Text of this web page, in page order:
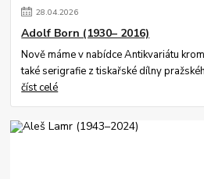
28.04.2026
Adolf Born (1930– 2016)
Nově máme v nabídce Antikvariátu
také serigrafie z tiskařské dílny
číst celé